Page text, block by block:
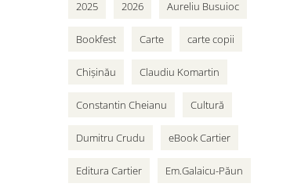
2025 2026 Aureliu Busuioc
Bookfest Carte carte copii
Chișinău Claudiu Komartin
Constantin Cheianu Cultură
Dumitru Crudu eBook Cartier
Editura Cartier Em.Galaicu-Păun